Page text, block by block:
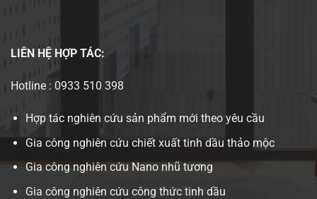
LIÊN HỆ HỢP TÁC:
Hotline : 0933 510 398
Hợp tác nghiên cứu sản phẩm mới theo yêu cầu
Gia công nghiên cứu chiết xuất tinh dầu thảo mộc
Gia công nghiên cứu Nano nhũ tương
Gia công nghiên cứu công thức tinh dầu